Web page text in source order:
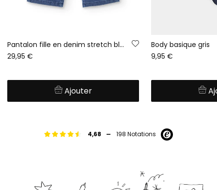
Pantalon fille en denim stretch bleu
29,95 €
Ajouter
Body basique gris
9,95 €
4,68 - 198 Notations